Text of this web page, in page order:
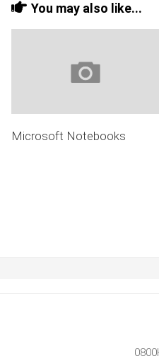
You may also like...
Microsoft Notebooks